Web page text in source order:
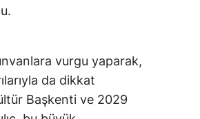
vurgu yaparak,
da dikkat
Başkenti ve 2029